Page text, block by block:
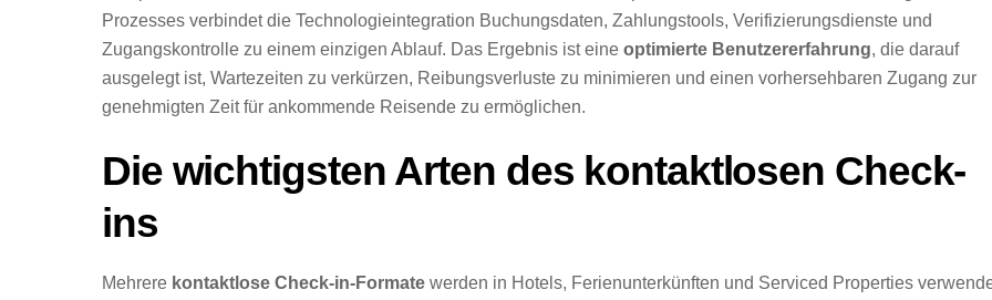
Prozesses verbindet die Technologieintegration Buchungsdaten, Zahlungstools, Verifizierungsdienste und
Zugangskontrolle zu einem einzigen Ablauf. Das Ergebnis ist eine optimierte Benutzererfahrung, die darauf
ausgelegt ist, Wartezeiten zu verkürzen, Reibungsverluste zu minimieren und einen vorhersehbaren Zugang zur
genehmigten Zeit für ankommende Reisende zu ermöglichen.
Die wichtigsten Arten des kontaktlosen Check-
ins
Mehrere kontaktlose Check-in-Formate werden in Hotels, Ferienunterkünften und Serviced Properties